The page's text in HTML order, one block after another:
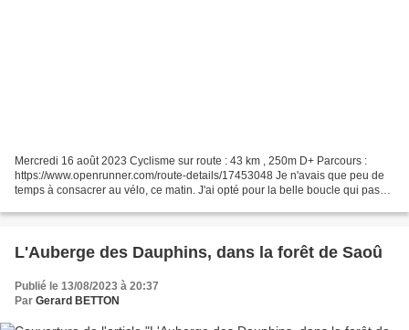
Mercredi 16 août 2023 Cyclisme sur route : 43 km , 250m D+ Parcours :
https://www.openrunner.com/route-details/17453048 Je n'avais que peu de
temps à consacrer au vélo, ce matin. J'ai opté pour la belle boucle qui passe
L'Auberge des Dauphins, dans la forêt de Saoû
Publié le 13/08/2023 à 20:37
Par Gerard BETTON